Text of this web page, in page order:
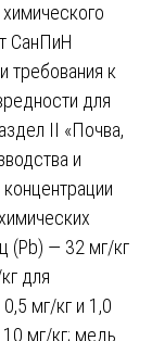
СанПиН
требования к
для
II «Почва,
и
(Pb) — 32 мг/кг
для
мг/кг и 1,0
мг/кг; медь